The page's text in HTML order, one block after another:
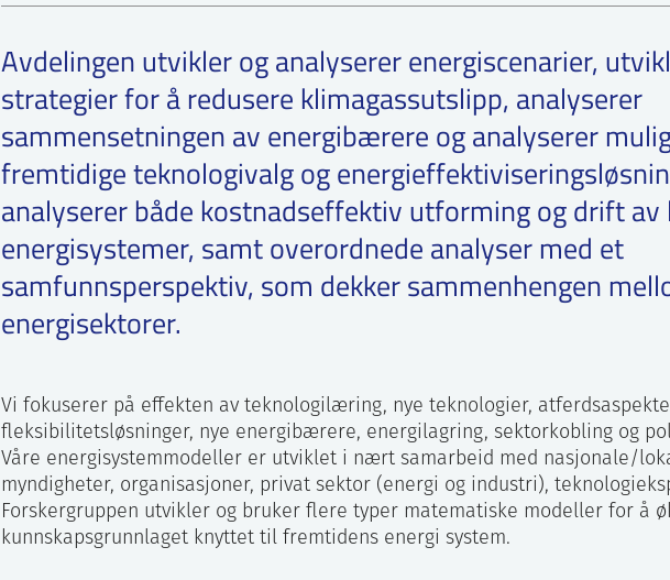
+47 45466328
Send epost
Mari Lyseid Authen
avdelingsleder
Avdelingen utvikler og analyserer energiscenarier,
strategier for å redusere klimagassutslipp, analyserer
sammensetningen av energibærere og analyserer
fremtidige teknologivalg og
analyserer både kostnadseffektiv utforming og drift av
energisystemer, samt overordnede analyser med et
samfunnsperspektiv, som dekker sammenhengen
energisektorer.
Vi fokuserer på effekten av teknologilæring, nye teknologier,
fleksibilitetsløsninger, nye energibærere, energilagring, sektorkobling og
Våre energisystemmodeller er utviklet i nært samarbeid med nasjonale/
myndigheter, organisasjoner, privat sektor (energi og industri),
Forskergruppen utvikler og bruker flere typer matematiske modeller for å
kunnskapsgrunnlaget knyttet til fremtidens energi system.